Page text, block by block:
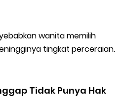
wanita memilih
tingkat perceraian.
Tidak Punya Hak